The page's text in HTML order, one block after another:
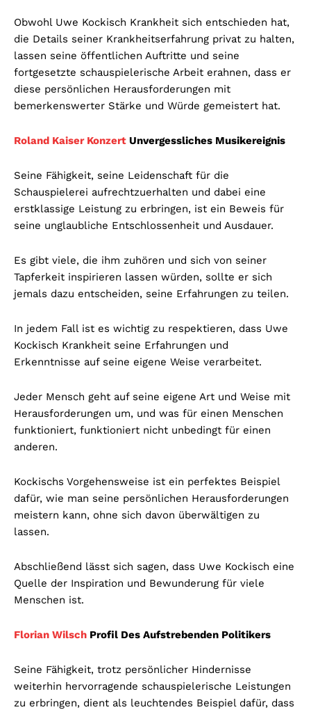
Obwohl Uwe Kockisch Krankheit sich entschieden hat,
die Details seiner Krankheitserfahrung privat zu halten,
lassen seine öffentlichen Auftritte und seine
fortgesetzte schauspielerische Arbeit erahnen, dass er
diese persönlichen Herausforderungen mit
bemerkenswerter Stärke und Würde gemeistert hat.
Roland Kaiser Konzert Unvergessliches Musikereignis
Seine Fähigkeit, seine Leidenschaft für die
Schauspielerei aufrechtzuerhalten und dabei eine
erstklassige Leistung zu erbringen, ist ein Beweis für
seine unglaubliche Entschlossenheit und Ausdauer.
Es gibt viele, die ihm zuhören und sich von seiner
Tapferkeit inspirieren lassen würden, sollte er sich
jemals dazu entscheiden, seine Erfahrungen zu teilen.
In jedem Fall ist es wichtig zu respektieren, dass Uwe
Kockisch Krankheit seine Erfahrungen und
Erkenntnisse auf seine eigene Weise verarbeitet.
Jeder Mensch geht auf seine eigene Art und Weise mit
Herausforderungen um, und was für einen Menschen
funktioniert, funktioniert nicht unbedingt für einen
anderen.
Kockischs Vorgehensweise ist ein perfektes Beispiel
dafür, wie man seine persönlichen Herausforderungen
meistern kann, ohne sich davon überwältigen zu
lassen.
Abschließend lässt sich sagen, dass Uwe Kockisch eine
Quelle der Inspiration und Bewunderung für viele
Menschen ist.
Florian Wilsch Profil Des Aufstrebenden Politikers
Seine Fähigkeit, trotz persönlicher Hindernisse
weiterhin hervorragende schauspielerische Leistungen
zu erbringen, dient als leuchtendes Beispiel dafür, dass